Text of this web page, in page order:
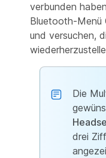
verbunden
Bluetooth-Menü
und versuchen,
Die
drei